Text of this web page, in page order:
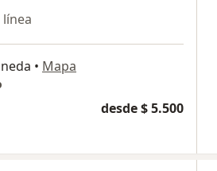
línea
• Mapa
desde $ 5.500